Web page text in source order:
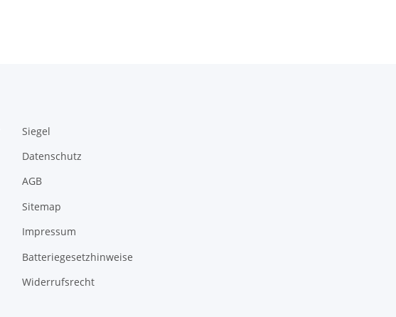
Siegel
Datenschutz
AGB
Sitemap
Impressum
Batteriegesetzhinweise
Widerrufsrecht